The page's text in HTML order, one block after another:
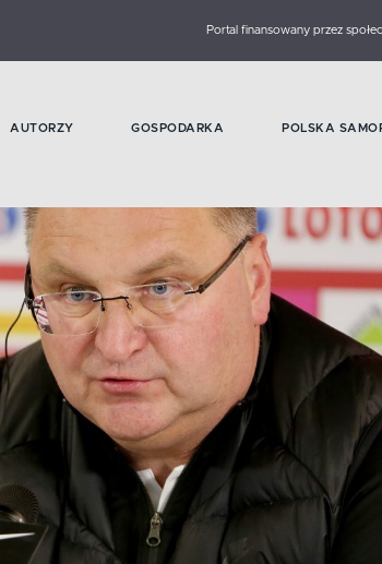
Portal finansowany przez
AUTORZY GOSPODARKA POLSKA